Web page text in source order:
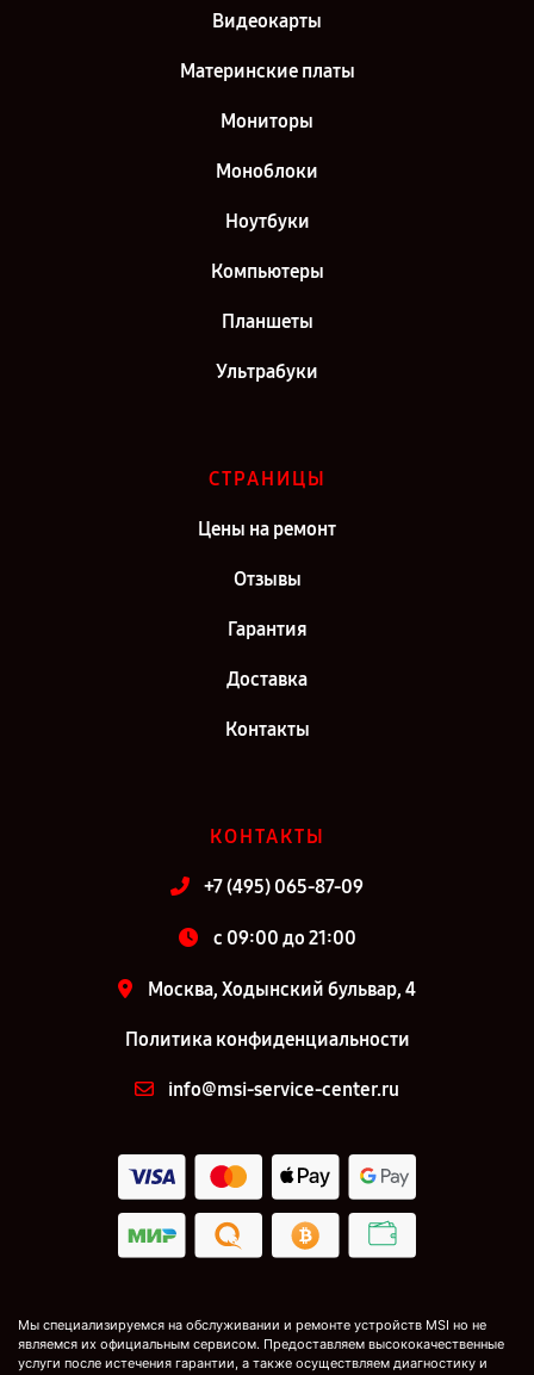
Видеокарты
Материнские платы
Мониторы
Моноблоки
Ноутбуки
Компьютеры
Планшеты
Ультрабуки
СТРАНИЦЫ
Цены на ремонт
Отзывы
Гарантия
Доставка
Контакты
КОНТАКТЫ
+7 (495) 065-87-09
c 09:00 до 21:00
Москва, Ходынский бульвар, 4
Политика конфиденциальности
info@msi-service-center.ru
Мы специализируемся на обслуживании и ремонте устройств MSI но не
являемся их официальным сервисом. Предоставляем высококачественные
услуги после истечения гарантии, а также осуществляем диагностику и